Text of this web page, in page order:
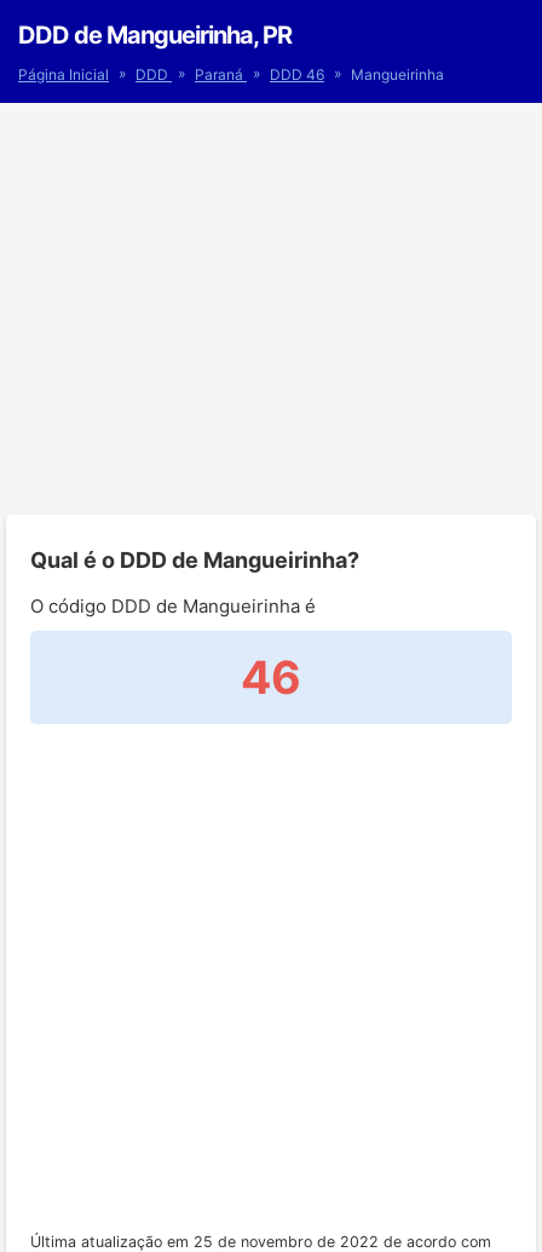
DDD de Mangueirinha, PR
Página Inicial » DDD » Paraná » DDD 46 » Mangueirinha
Qual é o DDD de Mangueirinha?
O código DDD de Mangueirinha é
46
Última atualização em 25 de novembro de 2022 de acordo com